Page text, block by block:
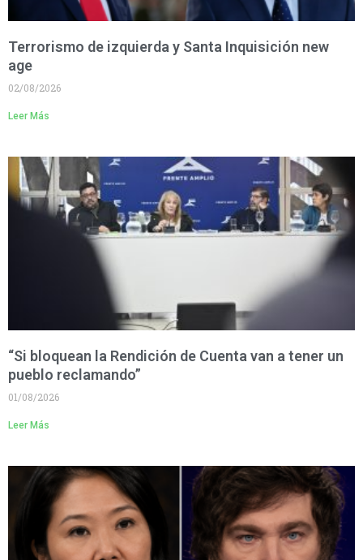
Terrorismo de izquierda y Santa Inquisición new
age
02/08/2026
Leer Más
“Si bloquean la Rendición de Cuenta van a tener un
pueblo reclamando”
01/08/2026
Leer Más